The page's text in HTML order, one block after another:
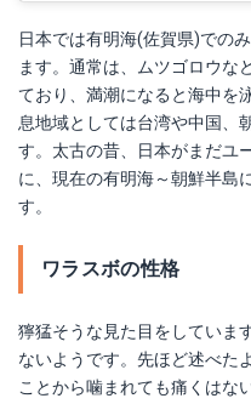
日本では有明海(佐賀県)での
ます。通常は、ムツゴロウな
ており、満潮になると海中を
息地域としては台湾や中国、
す。太古の昔、日本がまだユ
に、現在の有明海～朝鮮半島
す。
ワラスボの性格
獰猛そうな見た目をしていま
ないようです。先ほど述べた
ことから噛まれても痛くはな